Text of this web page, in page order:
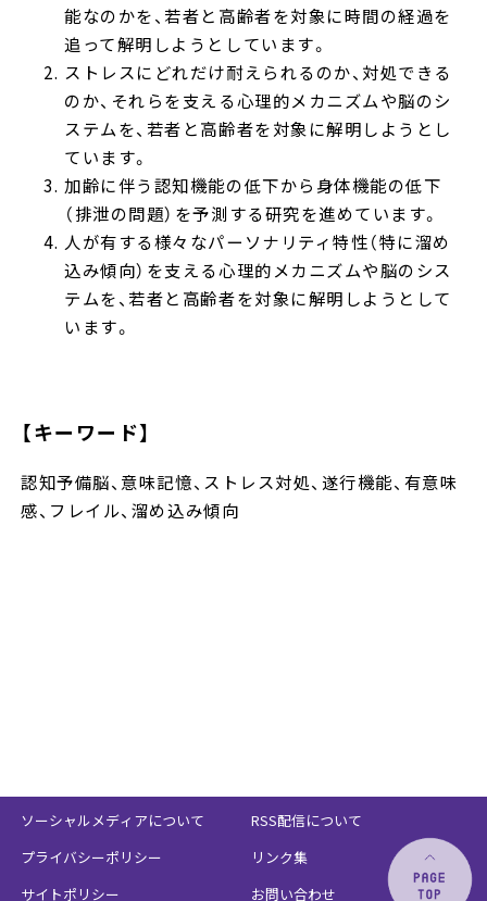
能なのかを、若者と高齢者を対象に時間の経過を
追って解明しようとしています。
ストレスにどれだけ耐えられるのか、対処できる
のか、それらを支える心理的メカニズムや脳のシ
ステムを、若者と高齢者を対象に解明しようとし
ています。
加齢に伴う認知機能の低下から身体機能の低下
（排泄の問題）を予測する研究を進めています。
人が有する様々なパーソナリティ特性（特に溜め
込み傾向）を支える心理的メカニズムや脳のシス
テムを、若者と高齢者を対象に解明しようとして
います。
【キーワード】
認知予備脳、意味記憶、ストレス対処、遂行機能、有意味
感、フレイル、溜め込み傾向
ソーシャルメディアについて
プライバシーポリシー
サイトポリシー
RSS配信について
リンク集
お問い合わせ